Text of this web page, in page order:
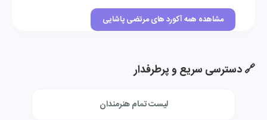
مشاهده همه آکورد های مرتضی پاشایی
🔗 دسترسی سریع و پرطرفدار
لیست تمام هنرمندان